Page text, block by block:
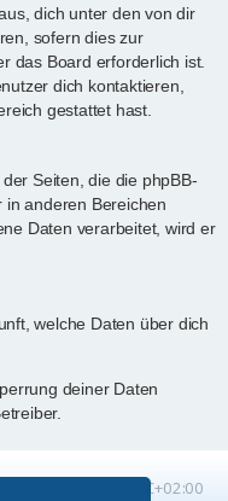
dich unter den von dir
sofern dies zur
das Board erforderlich ist.
dich kontaktieren,
gestattet hast.
Seiten, die die phpBB-
in anderen Bereichen
Daten verarbeitet, wird er
welche Daten über dich
deiner Daten
UTC+02:00